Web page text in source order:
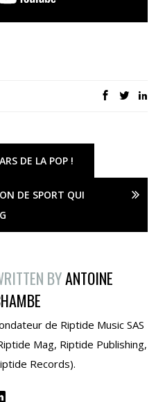
DE LA POP !
DE SPORT QUI
BYANTOINE
de Riptide Music SAS
Mag, Riptide Publishing,
Records).